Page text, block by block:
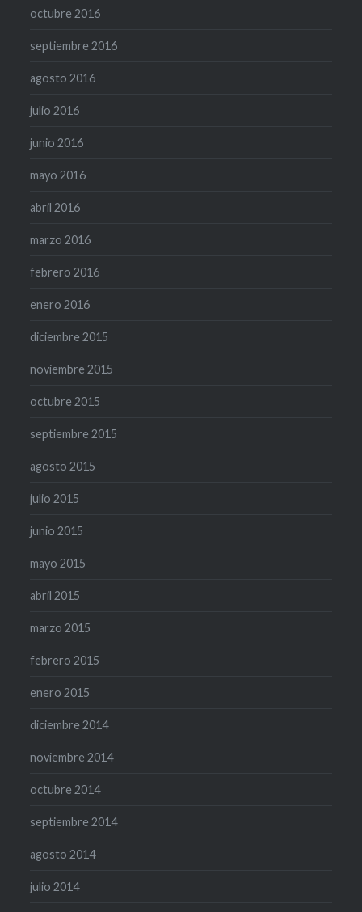
octubre 2016
septiembre 2016
agosto 2016
julio 2016
junio 2016
mayo 2016
abril 2016
marzo 2016
febrero 2016
enero 2016
diciembre 2015
noviembre 2015
octubre 2015
septiembre 2015
agosto 2015
julio 2015
junio 2015
mayo 2015
abril 2015
marzo 2015
febrero 2015
enero 2015
diciembre 2014
noviembre 2014
octubre 2014
septiembre 2014
agosto 2014
julio 2014